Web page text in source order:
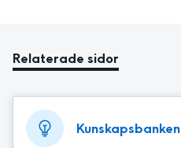
Relaterade sidor
Kunskapsbanken